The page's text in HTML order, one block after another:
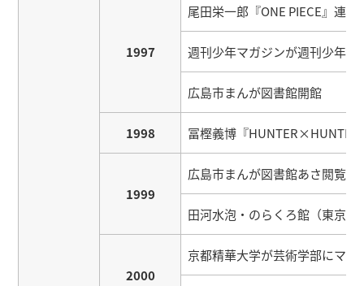
1997
尾田栄一郎『ONE PIECE』連載
週刊少年マガジンが週刊少年
広島市まんが図書館開館
1998 冨樫義博『HUNTER×HUNTER
1999
広島市まんが図書館あさ閲覧室
田河水泡・のらくろ館（東京都
2000
京都精華大学が芸術学部にマン